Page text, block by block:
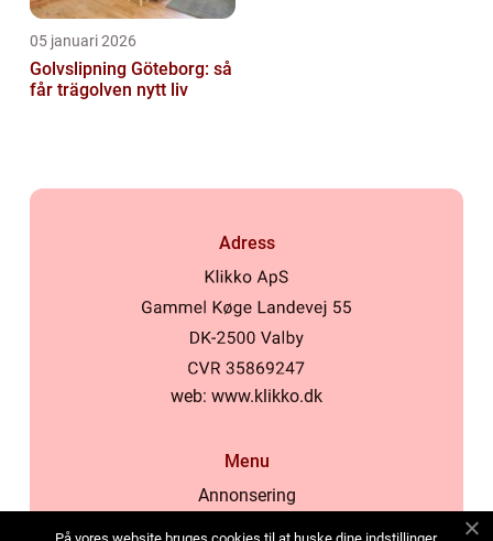
05 januari 2026
Golvslipning Göteborg: så
får trägolven nytt liv
Adress
web: www.klikko.dk
Menu
Annonsering